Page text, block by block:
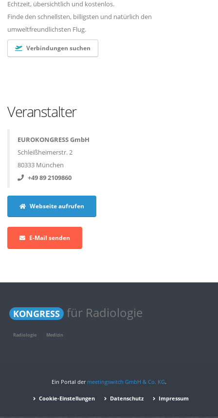
Echtzeit, übersichtlich und kostenlos.
Finde den schnellsten, billigsten und natürlich den
umweltfreundlichsten Flug.
Verbindungen suchen
Veranstalter
EUROKONGRESS GmbH
Schleißheimerstr. 2
80333 München
+49 89 2109860
Webseite aufrufen
E-Mail senden
KONGRESS für Radiologie
Radiologie Medizin
Ein Portal der meetingswitch GmbH & Co. KG.
Cookie-Einstellungen Datenschutz Impressum